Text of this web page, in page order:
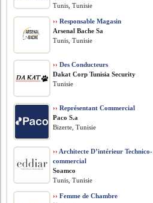
Tunis, Tunisie
›› Responsable Magasin
Arsenal Bache Sa
Tunis, Tunisie
›› Des Conducteurs
Dakat Corp Tunisia Security
Tunisie
›› Représentant Commercial
Paco S.a
Bizerte, Tunisie
›› Architecte D’intérieur Technico-
commercial
Soamco
Tunis, Tunisie
›› Femme de Chambre